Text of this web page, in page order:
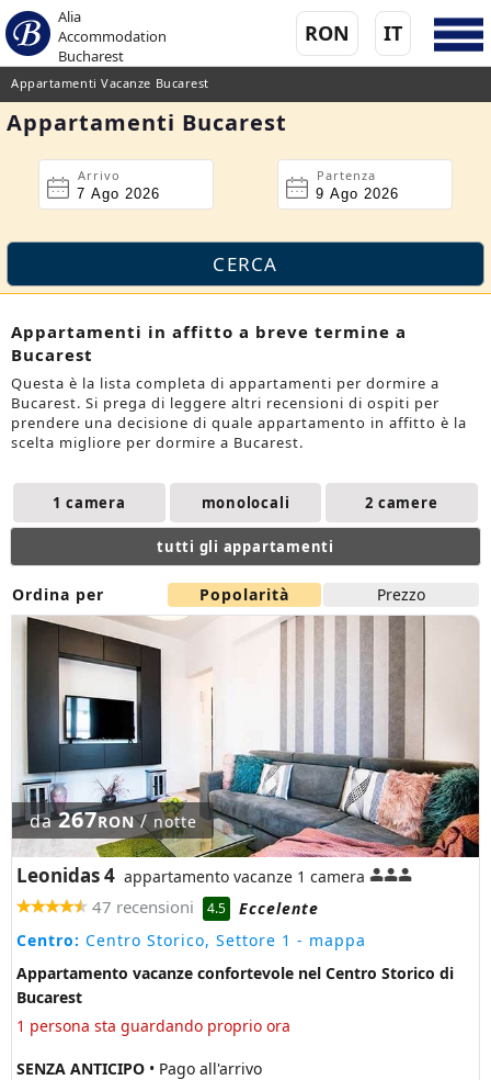
Alia
Accommodation
Bucharest
IT
RON
Appartamenti Vacanze Bucarest
Appartamenti Bucarest
Arrivo Partenza
Appartamenti in affitto a breve termine a
Bucarest
Questa è la lista completa di appartamenti per dormire a
Bucarest. Si prega di leggere altri recensioni di ospiti per
prendere una decisione di quale appartamento in affitto è la
scelta migliore per dormire a Bucarest.
1 camera monolocali 2 camere
tutti gli appartamenti
Ordina per Popolarità Prezzo
da267RON/notte
Leonidas 4 appartamento vacanze 1 camera
47 recensioni 4.5
Eccelente
Centro: Centro Storico, Settore 1 - mappa
Appartamento vacanze confortevole nel Centro Storico di
Bucarest
1 persona sta guardando proprio ora
SENZA ANTICIPO • Pago all'arrivo